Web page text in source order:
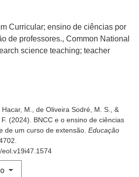
Curricular; ensino de ciências por
de professores. Common National
science teaching; teacher
M., de Oliveira Sodré, M. S., &
(2024). BNCC e o ensino de ciências
de um curso de extensão. Educação